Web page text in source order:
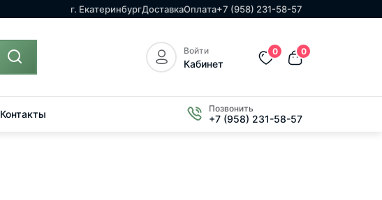
г. ЕкатеринбургДоставкаОплата+7 (958) 231-58-57
Войти
Кабинет
0 0
Контакты Позвонить
+7 (958) 231-58-57